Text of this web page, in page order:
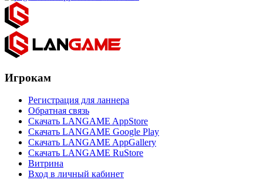
Игрокам
Регистрация для ланнера
Обратная связь
Скачать LANGAME AppStore
Скачать LANGAME Google Play
Скачать LANGAME AppGallery
Скачать LANGAME RuStore
Витрина
Вход в личный кабинет